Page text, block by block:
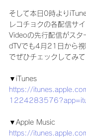
そして本日0時より
レコチョクの各配信サ
Videoの先行配信がスタ
dTVでも4月21日から視
でぜひチェックしてみて
▼iTunes
https://
▼Apple Music
https://